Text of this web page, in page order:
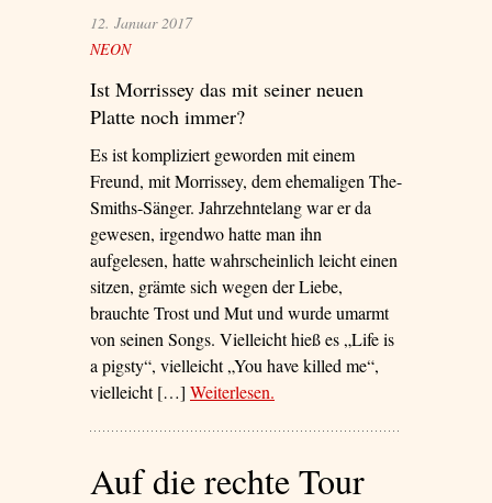
12. Januar 2017
NEON
Ist Morrissey das mit seiner neuen
Platte noch immer?
Es ist kompliziert geworden mit einem
Freund, mit Morrissey, dem ehemaligen The-
Smiths-Sänger. Jahrzehntelang war er da
gewesen, irgendwo hatte man ihn
aufgelesen, hatte wahrscheinlich leicht einen
sitzen, grämte sich wegen der Liebe,
brauchte Trost und Mut und wurde umarmt
von seinen Songs. Vielleicht hieß es „Life is
a pigsty“, vielleicht „You have killed me“,
vielleicht […] Weiterlesen– ‘Er war immer da, wenn man
Freund’
.
Auf die rechte Tour